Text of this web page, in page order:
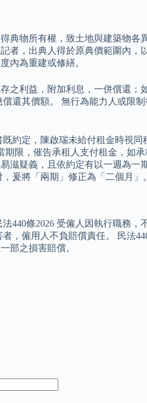
物所有權，致土地與建築物各
，出典人得於原典價範圍內，
內為重建或修繕。
利益，附加利息，一併償還；
還其價額。 無行為能力人或限
約定，陳啟瑞未給付租金時視
限，催告承租人支付租金，如
疑義，且依約定有以一週為一
爰將「兩期」修正為「二個月」。
條2026 受僱人因執行職務
僱用人不負賠償責任。 民法
部之損害賠償。